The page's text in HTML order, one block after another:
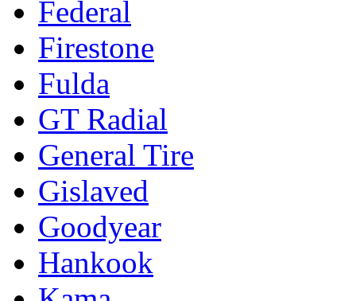
Federal
Firestone
Fulda
GT Radial
General Tire
Gislaved
Goodyear
Hankook